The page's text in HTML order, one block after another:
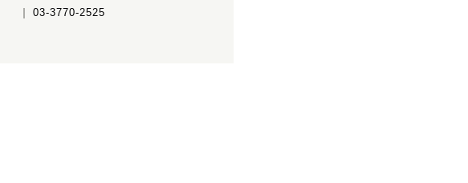
03-3770-2525